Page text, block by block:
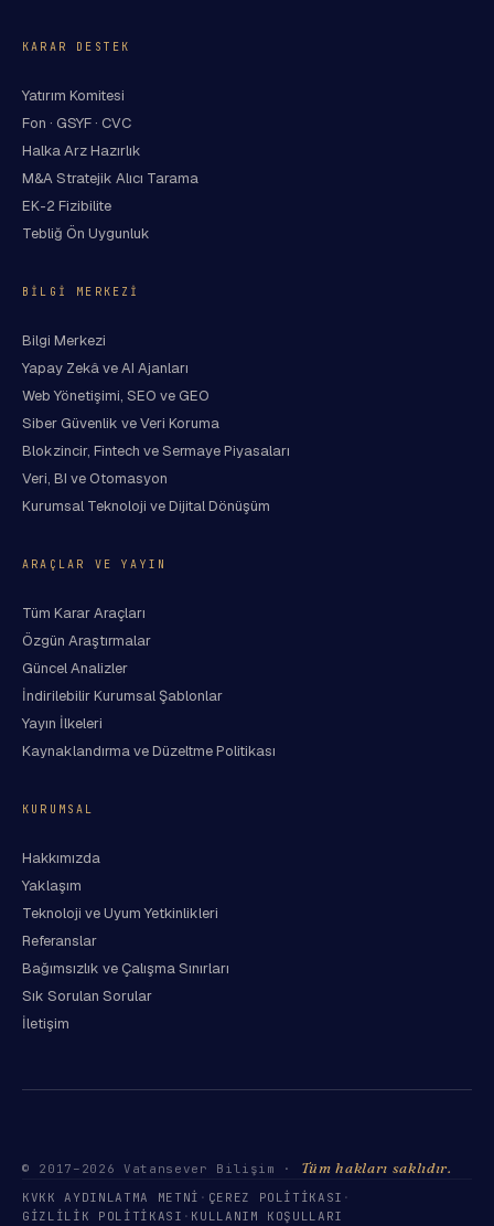
KARAR DESTEK
Yatırım Komitesi
Fon · GSYF · CVC
Halka Arz Hazırlık
M&A Stratejik Alıcı Tarama
EK-2 Fizibilite
Tebliğ Ön Uygunluk
BILGI MERKEZI
Bilgi Merkezi
Yapay Zekâ ve AI Ajanları
Web Yönetişimi, SEO ve GEO
Siber Güvenlik ve Veri Koruma
Blokzincir, Fintech ve Sermaye Piyasaları
Veri, BI ve Otomasyon
Kurumsal Teknoloji ve Dijital Dönüşüm
ARAÇLAR VE YAYIN
Tüm Karar Araçları
Özgün Araştırmalar
Güncel Analizler
İndirilebilir Kurumsal Şablonlar
Yayın İlkeleri
Kaynaklandırma ve Düzeltme Politikası
KURUMSAL
Hakkımızda
Yaklaşım
Teknoloji ve Uyum Yetkinlikleri
Referanslar
Bağımsızlık ve Çalışma Sınırları
Sık Sorulan Sorular
İletişim
© 2017– 2026 Vatansever Bilişim · Tüm hakları saklıdır.
KVKK AYDINLATMA METNI · ÇEREZ POLITIKASI ·
GIZLILIK POLITIKASI · KULLANIM KOŞULLARI